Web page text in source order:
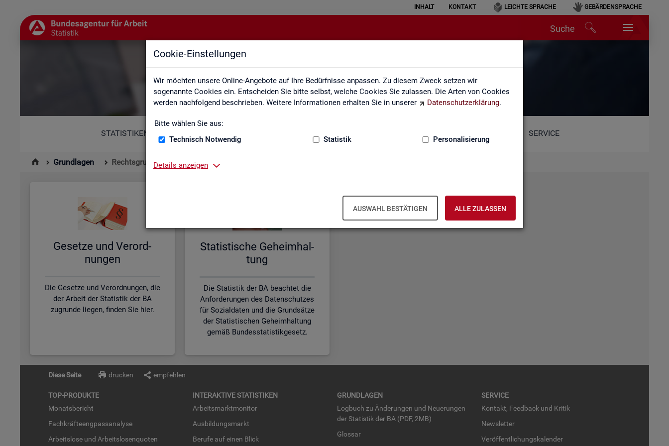
Cookie-Einstellungen
Wir möchten unsere Online-Angebote auf Ihre Bedürfnisse anpassen. Zu diesem Zweck setzen wir
sogenannte Cookies ein. Entscheiden Sie bitte selbst, welche Cookies Sie zulassen. Die Arten von Cookies
werden nachfolgend beschrieben. Weitere Informationen erhalten Sie in unserer
Datenschutzerklärung.
Bitte wählen Sie aus:
Technisch Notwendig
Statistik Personalisierung
Details anzeigen
AUSWAHL BESTÄTIGEN ALLE ZULASSEN
INHALT KONTAKT LEICHTE SPRACHE GEBÄRDENSPRACHE
Suche
Rechtsgrundlagen
STATISTIKEN SERVICE
Grundlagen Rechtsgrundlagen
Ge­set­ze und Ver­ord­
nun­gen
Die Gesetze und Verordnungen, die
der Arbeit der Statistik der BA
zugrunde liegen, finden Sie hier.
Sta­tis­ti­sche Ge­heim­hal­
tung
Die Statistik der BA beachtet die
Anforderungen des Datenschutzes
für Sozialdaten und die Grundsätze
der Statistischen Geheimhaltung
gemäß Bundesstatistikgesetz.
Diese Seite drucken empfehlen
TOP-PRO­DUK­TE
Mo­nats­be­richt
Fach­kräf­te­eng­pass­ana­ly­se
Ar­beits­lo­se und Ar­beits­lo­sen­quo­ten
IN­TER­AK­TI­VE STA­TIS­TI­KEN
Ar­beits­markt­mo­ni­tor
Aus­bil­dungs­markt
Be­ru­fe auf einen Blick
GRUND­LA­GEN
Log­buch zu Än­de­run­gen und Neue­run­gen
der Sta­tis­tik der BA (PDF, 2MB)
Glos­sar
SER­VICE
Kon­takt, Feed­back und Kri­tik
News­let­ter
Ver­öf­fent­li­chungs­ka­len­der